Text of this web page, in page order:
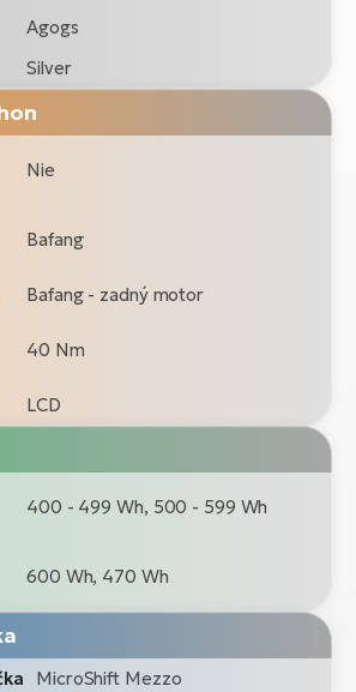
Agogs
Silver
Nie
Bafang
Bafang - zadný motor
40 Nm
LCD
400 - 499 Wh, 500 - 599 Wh
600 Wh, 470 Wh
MicroShift Mezzo